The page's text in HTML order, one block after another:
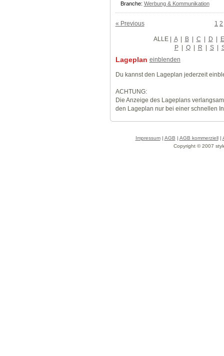
Branche: Werbung & Kommunikation
« Previous 1 2
ALLE| A | B | C | D | E
P | Q | R | S |
Lageplan einblenden
Du kannst den Lageplan jederzeit
ACHTUNG:
Die Anzeige des Lageplans
den Lageplan nur bei einer schnellen
Impressum| AGB | AGB kommerziell|
Copyright © 2007